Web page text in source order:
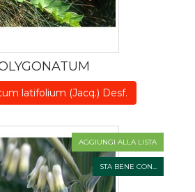
latifolium (Jacq.) Desf.
AGGIUNGI ALLA LISTA
STA BENE CON...